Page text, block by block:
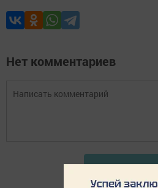
Нет комментариев
Авторизоваться